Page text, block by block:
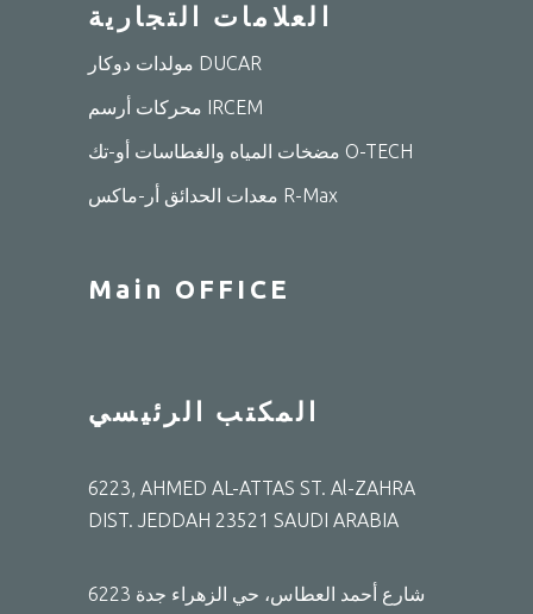
العلامات التجارية
مولدات دوكار DUCAR
محركات أرسم IRCEM
مضخات المياه والغطاسات أو-تك O-TECH
معدات الحدائق أر-ماكس R-Max
Main OFFICE
المكتب الرئيسي
6223, AHMED AL-ATTAS ST. Al-ZAHRA
DIST. JEDDAH 23521 SAUDI ARABIA
6223 شارع أحمد العطاس، حي الزهراء جدة